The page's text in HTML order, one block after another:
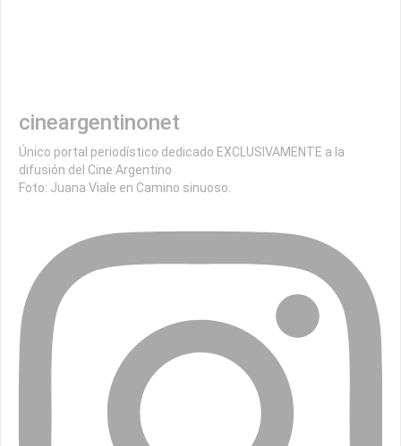
cineargentinonet
Único portal periodístico dedicado EXCLUSIVAMENTE a la
difusión del Cine Argentino
Foto: Juana Viale en Camino sinuoso.